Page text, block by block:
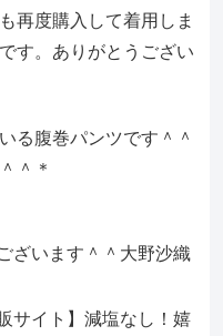
再度購入して着用しま
す。ありがとうござい
る腹巻パンツです＾＾
＾＊
ざいます＾＾大野沙織
サイト】減塩なし！嬉